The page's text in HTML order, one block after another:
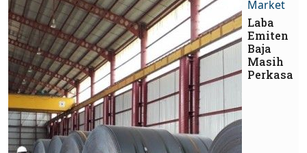
Market
Laba
Emiten
Baja
Masih
Perkasa